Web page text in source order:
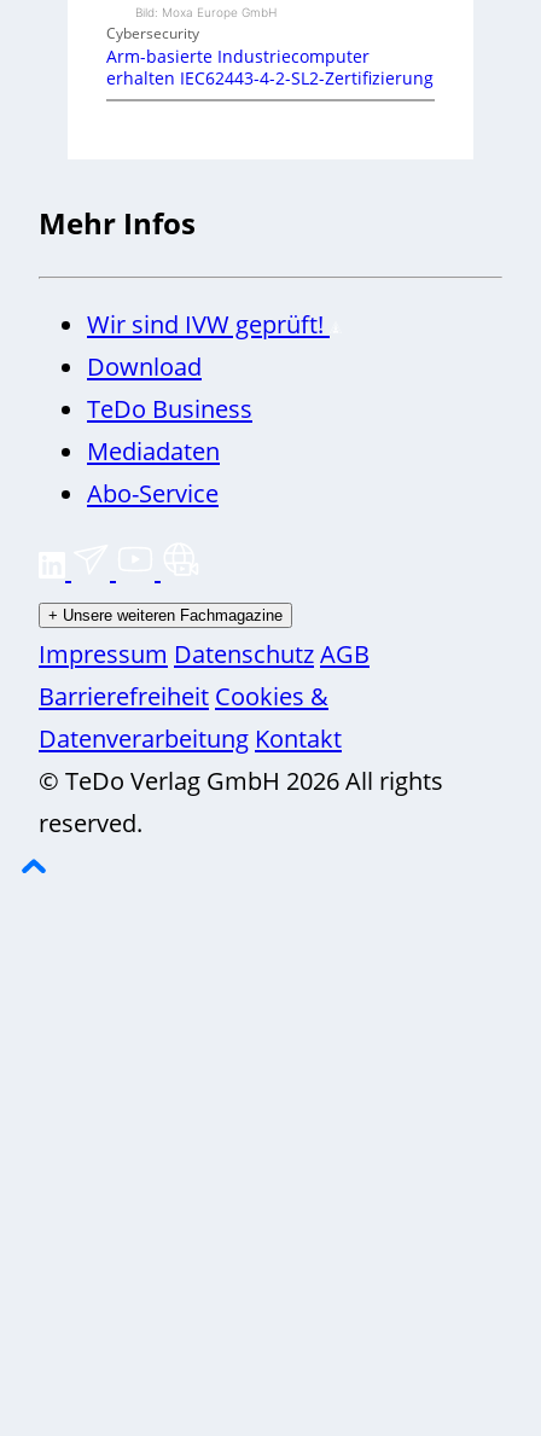
Bild: Moxa Europe GmbH
Cybersecurity
Arm-basierte Industriecomputer
erhalten IEC62443-4-2-SL2-Zertifizierung
Mehr Infos
Wir sind IVW geprüft!
Download
TeDo Business
Mediadaten
Abo-Service
+ Unsere weiteren Fachmagazine
Impressum DatenschutzAGB
Barrierefreiheit Cookies &
Datenverarbeitung Kontakt
© TeDo Verlag GmbH 2026 All rights
reserved.